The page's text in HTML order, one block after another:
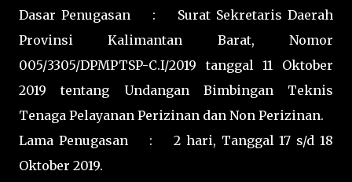
Dasar Penugasan : Surat Sekretaris Daerah
Provinsi Kalimantan Barat, Nomor
005/3305/DPMPTSP-C.I/2019 tanggal 11 Oktober
2019 tentang Undangan Bimbingan Teknis
Tenaga Pelayanan Perizinan dan Non Perizinan.
Lama Penugasan : 2 hari, Tanggal 17 s/d 18
Oktober 2019.